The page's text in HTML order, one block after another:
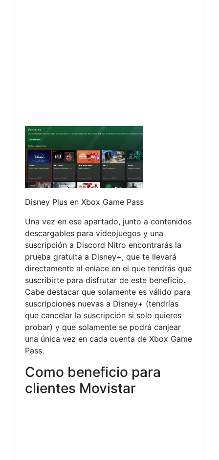
Disney Plus en Xbox Game Pass
Una vez en ese apartado, junto a contenidos
descargables para videojuegos y una
suscripción a Discord Nitro encontrarás la
prueba gratuita a Disney+, que te llevará
directamente al enlace en el que tendrás que
suscribirte para disfrutar de este beneficio.
Cabe destacar que solamente es válido para
suscripciones nuevas a Disney+ (tendrías
que cancelar la suscripción si solo quieres
probar) y que solamente se podrá canjear
una única vez en cada cuenta de Xbox Game
Pass.
Como beneficio para
clientes Movistar